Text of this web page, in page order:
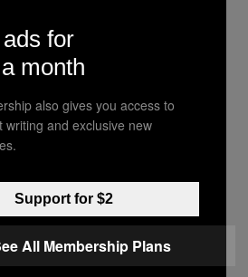
contrôle
photo : Stephen Butkus
j’ai été sommé de
sur un bateau lors d’une
entre Oslo en
Allemagne. Beaucoup de
se sont bourré la gueule
sur le bateau, et pour
for
month
also gives you access to
writing and exclusive new
Support for $2
All Membership Plans